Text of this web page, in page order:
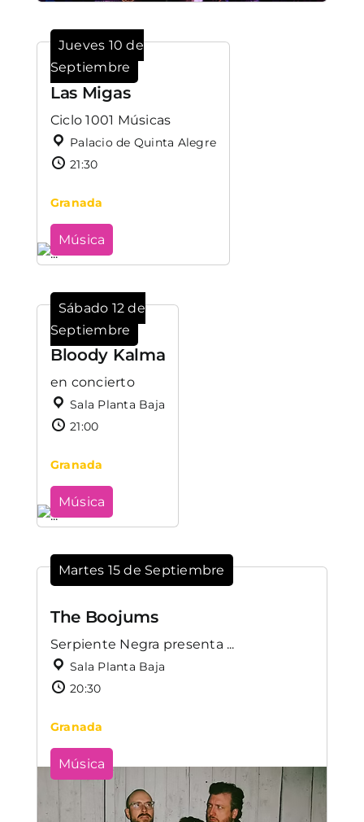
Jueves 10 de
Septiembre
Las Migas
Ciclo 1001 Músicas
Palacio de Quinta Alegre
21:30
Granada
Música
Sábado 12 de
Septiembre
Bloody Kalma
en concierto
Sala Planta Baja
21:00
Granada
Música
Martes 15 de Septiembre
The Boojums
Serpiente Negra presenta ...
Sala Planta Baja
20:30
Granada
Música